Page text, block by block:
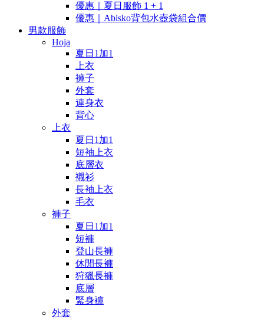
優惠｜夏日服飾 1 + 1
優惠｜Abisko背包水壺袋組合價
男款服飾
Hoja
夏日1加1
上衣
褲子
外套
連身衣
背心
上衣
夏日1加1
短袖上衣
底層衣
襯衫
長袖上衣
毛衣
褲子
夏日1加1
短褲
登山長褲
休閒長褲
狩獵長褲
底層
緊身褲
外套